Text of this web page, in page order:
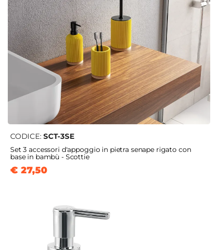
CODICE: SCT-3SE
Set 3 accessori d'appoggio in pietra senape rigato con
base in bambù - Scottie
€ 27,50